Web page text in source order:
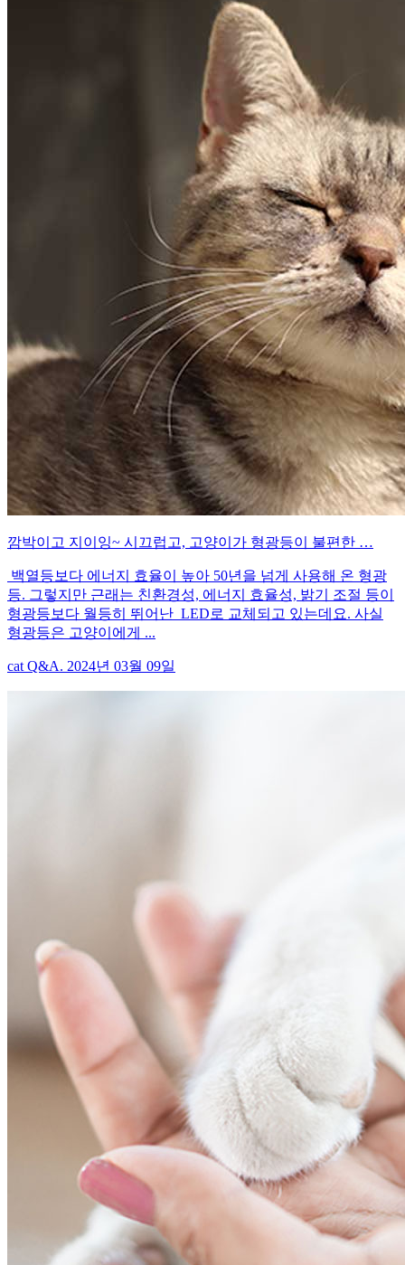
깜박이고 지이잉~ 시끄럽고, 고양이가 형광등이 불편한 …
백열등보다 에너지 효율이 높아 50년을 넘게 사용해 온 형광
등. 그렇지만 근래는 친환경성, 에너지 효율성, 밝기 조절 등이
형광등보다 월등히 뛰어난 LED로 교체되고 있는데요. 사실
형광등은 고양이에게 ...
cat Q&A. 2024년 03월 09일